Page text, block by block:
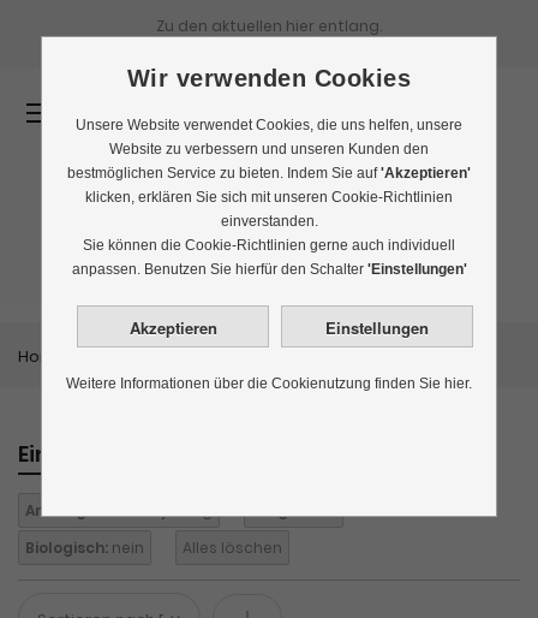
Zu den aktuellen hier entlang.
Rauchtee
Home
Einkaufen nach
Anbaugebiet:
Biologisch: nein Alles löschen
Wir verwenden Cookies
Unsere Website verwendet Cookies, die uns helfen, unsere
Website zu verbessern und unseren Kunden den
bestmöglichen Service zu bieten. Indem Sie auf'Akzeptieren'
klicken, erklären Sie sich mit unseren Cookie-Richtlinien
einverstanden.
Sie können die Cookie-Richtlinien gerne auch individuell
anpassen. Benutzen Sie hierfür den Schalter 'Einstellungen'
Weitere Informationen über die Cookienutzung finden Sie hier.